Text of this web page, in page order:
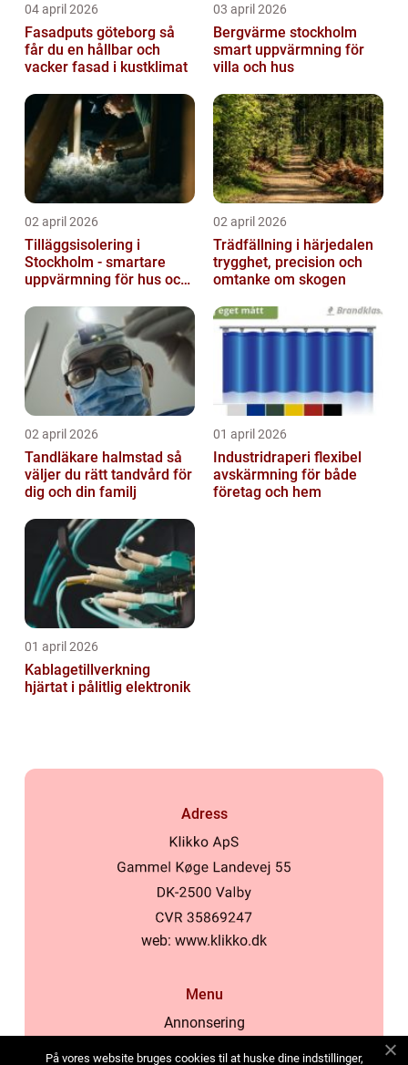
04 april 2026
Fasadputs göteborg så
får du en hållbar och
vacker fasad i kustklimat
03 april 2026
Bergvärme stockholm
smart uppvärmning för
villa och hus
02 april 2026
Tilläggsisolering i
Stockholm - smartare
uppvärmning för hus och
02 april 2026
Trädfällning i härjedalen
trygghet, precision och
omtanke om skogen
02 april 2026
Tandläkare halmstad så
väljer du rätt tandvård för
dig och din familj
01 april 2026
Industridraperi flexibel
avskärmning för både
företag och hem
01 april 2026
Kablagetillverkning
hjärtat i pålitlig elektronik
Adress
web: www.klikko.dk
Menu
Annonsering
På vores website bruges cookies til at huske dine indstillinger,